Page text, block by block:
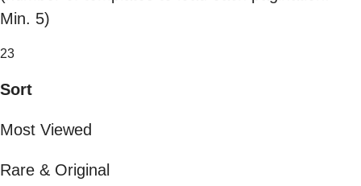
Min. 5)
23
Sort
Most Viewed
Rare & Original